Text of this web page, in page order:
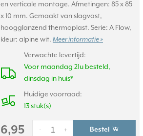
en verticale montage. Afmetingen: 85 x 85
x 10 mm. Gemaakt van slagvast,
hoogglanzend thermoplast. Serie: A Flow,
kleur: alpine wit. Meer informatie »
Verwachte levertijd:
Voor maandag 21u besteld,
dinsdag in huis*
Huidige voorraad:
13 stuk(s)
6,95 +
- Bestel